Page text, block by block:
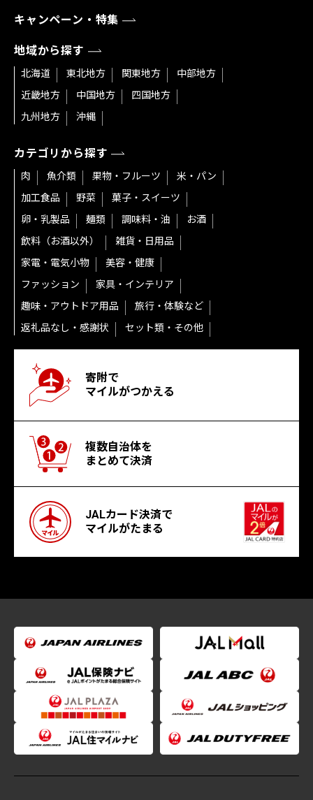
キャンペーン・特集
地域から探す
北海道 東北地方 関東地方
中部地方
近畿地方
中国地方
四国地方
九州地方
沖縄
カテゴリから探す
肉 魚介類 果物・フルーツ
米・パン
加工食品
野菜
菓子・スイーツ
卵・乳製品
麺類 調味料・油
お酒
飲料（お酒以外）
雑貨・日用品
家電・電気小物
美容・健康
ファッション
家具・インテリア
趣味・アウトドア用品
旅行・体験など
返礼品なし・感謝状
セット類・その他
寄附で
マイルがつかえる
複数自治体を
まとめて決済
JALカード決済で
マイルがたまる